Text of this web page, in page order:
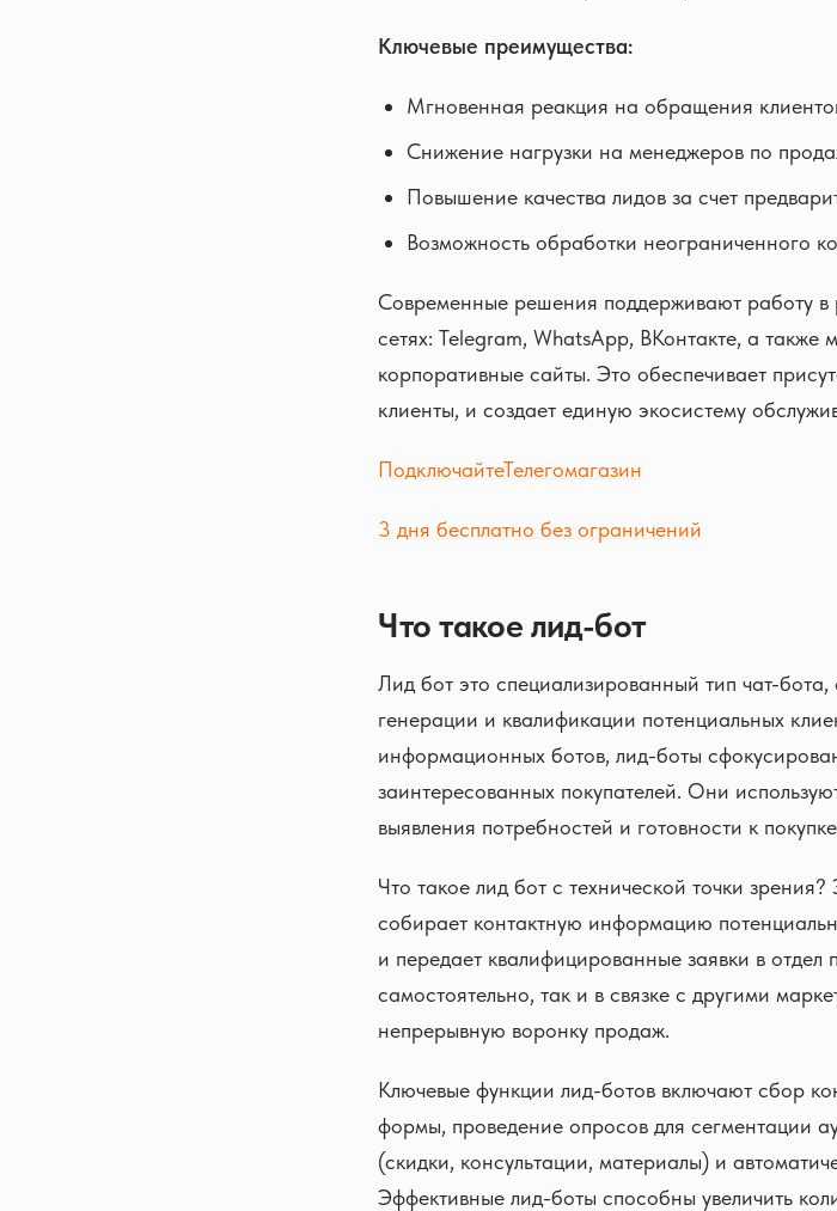
Ключевые преимущества:
Мгновенная реакция на обращения
Снижение нагрузки на менеджеров по
Повышение качества лидов за счет
Возможность обработки неограниченного
Современные решения поддерживают работу в
сетях: Telegram, WhatsApp, ВКонтакте, а также
корпоративные сайты. Это обеспечивает
клиенты, и создает единую экосистему
ПодключайтеТелегомагазин
3 дня бесплатно без ограничений
Что такое лид-бот
Лид бот это специализированный тип чат-
генерации и квалификации потенциальных
информационных ботов, лид-боты
заинтересованных покупателей. Они
выявления потребностей и готовности к
Что такое лид бот с технической точки
собирает контактную информацию
и передает квалифицированные заявки в
самостоятельно, так и в связке с другими
непрерывную воронку продаж.
Ключевые функции лид-ботов включают сбор
формы, проведение опросов для сегментации
(скидки, консультации, материалы) и
Эффективные лид-боты способны увеличить